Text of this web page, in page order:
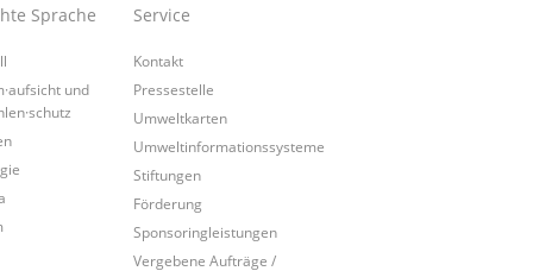
Sprache
und
Service
Kontakt
Pressestelle
Umweltkarten
Umweltinformationssysteme
Stiftungen
Förderung
Sponsoringleistungen
Vergebene Aufträge /